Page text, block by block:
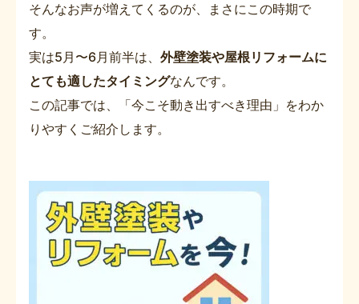
そんなお声が増えてくるのが、まさにこの時期で
す。
実は5月〜6月前半は、 外壁塗装や屋根リフォームに
とても適したタイミングなんです。
この記事では、「今こそ動き出すべき理由」をわか
りやすくご紹介します。